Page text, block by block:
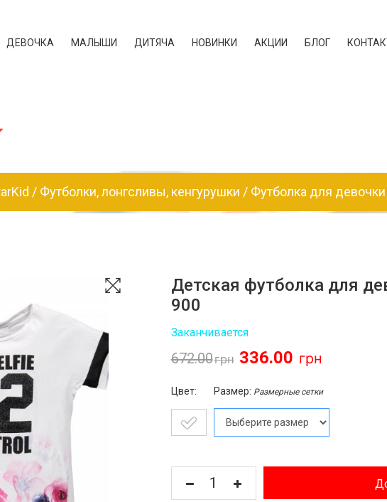
ДЕВОЧКА МАЛЫШИ ДИТЯЧА НОВИНКИ АКЦИИ БЛОГ
Футболки, лонгсливы, кенгурушки Футболка для девочки
Детская футболка для
900
Заканчивается
672.00 336.00
Цвет: Размер: Размерные сетки